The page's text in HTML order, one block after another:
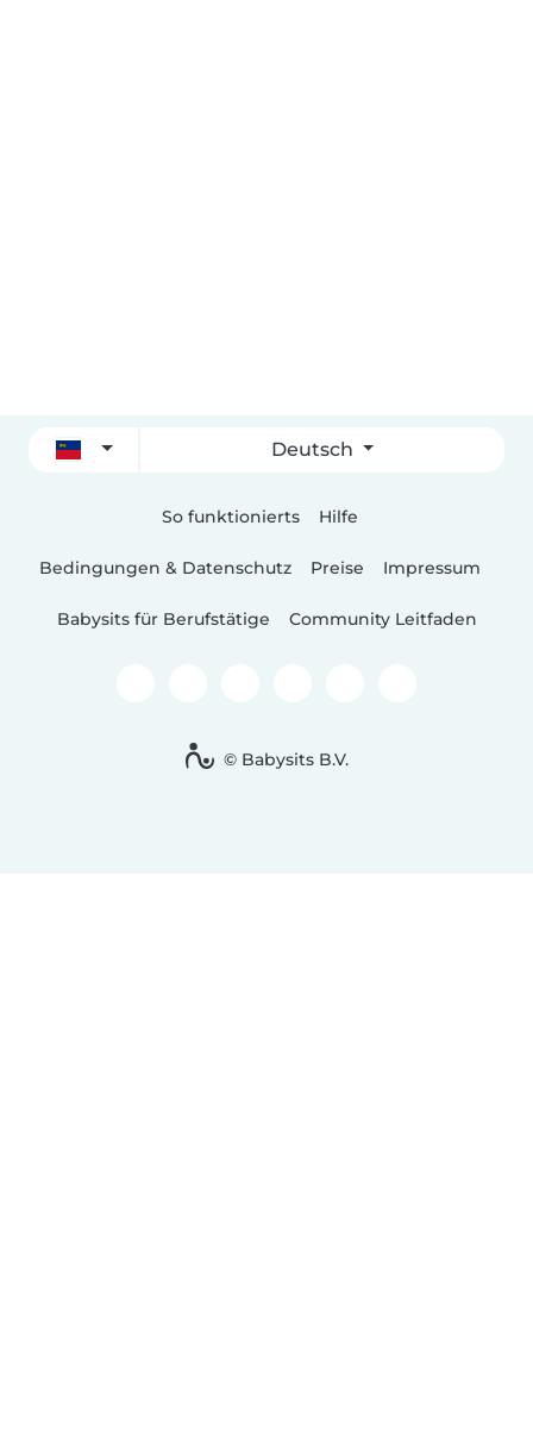
Deutsch
So funktionierts Hilfe
Bedingungen & Datenschutz Preise Impressum
Babysits für Berufstätige Community Leitfaden
© Babysits B.V.